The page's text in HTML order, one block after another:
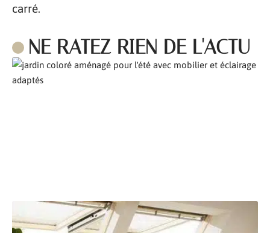
carré.
NE RATEZ RIEN DE L'ACTU